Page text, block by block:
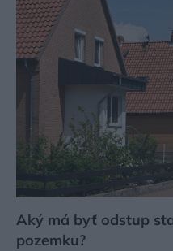
Aký má byť odstup
pozemku?